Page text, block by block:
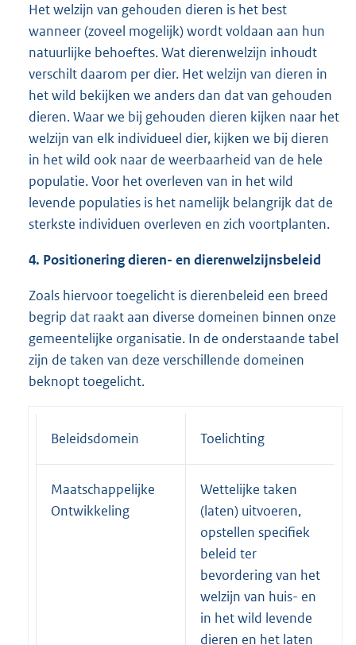
Het welzijn van gehouden dieren is het best
wanneer (zoveel mogelijk) wordt voldaan aan hun
natuurlijke behoeftes. Wat dierenwelzijn inhoudt
verschilt daarom per dier. Het welzijn van dieren in
het wild bekijken we anders dan dat van gehouden
dieren. Waar we bij gehouden dieren kijken naar het
welzijn van elk individueel dier, kijken we bij dieren
in het wild ook naar de weerbaarheid van de hele
populatie. Voor het overleven van in het wild
levende populaties is het namelijk belangrijk dat de
sterkste individuen overleven en zich voortplanten.
4. Positionering dieren- en dierenwelzijnsbeleid
Zoals hiervoor toegelicht is dierenbeleid een breed
begrip dat raakt aan diverse domeinen binnen onze
gemeentelijke organisatie. In de onderstaande tabel
zijn de taken van deze verschillende domeinen
beknopt toegelicht.
Beleidsdomein Toelichting
Maatschappelijke
Ontwikkeling
Wettelijke taken
(laten) uitvoeren,
opstellen specifiek
beleid ter
bevordering van het
welzijn van huis- en
in het wild levende
dieren en het laten